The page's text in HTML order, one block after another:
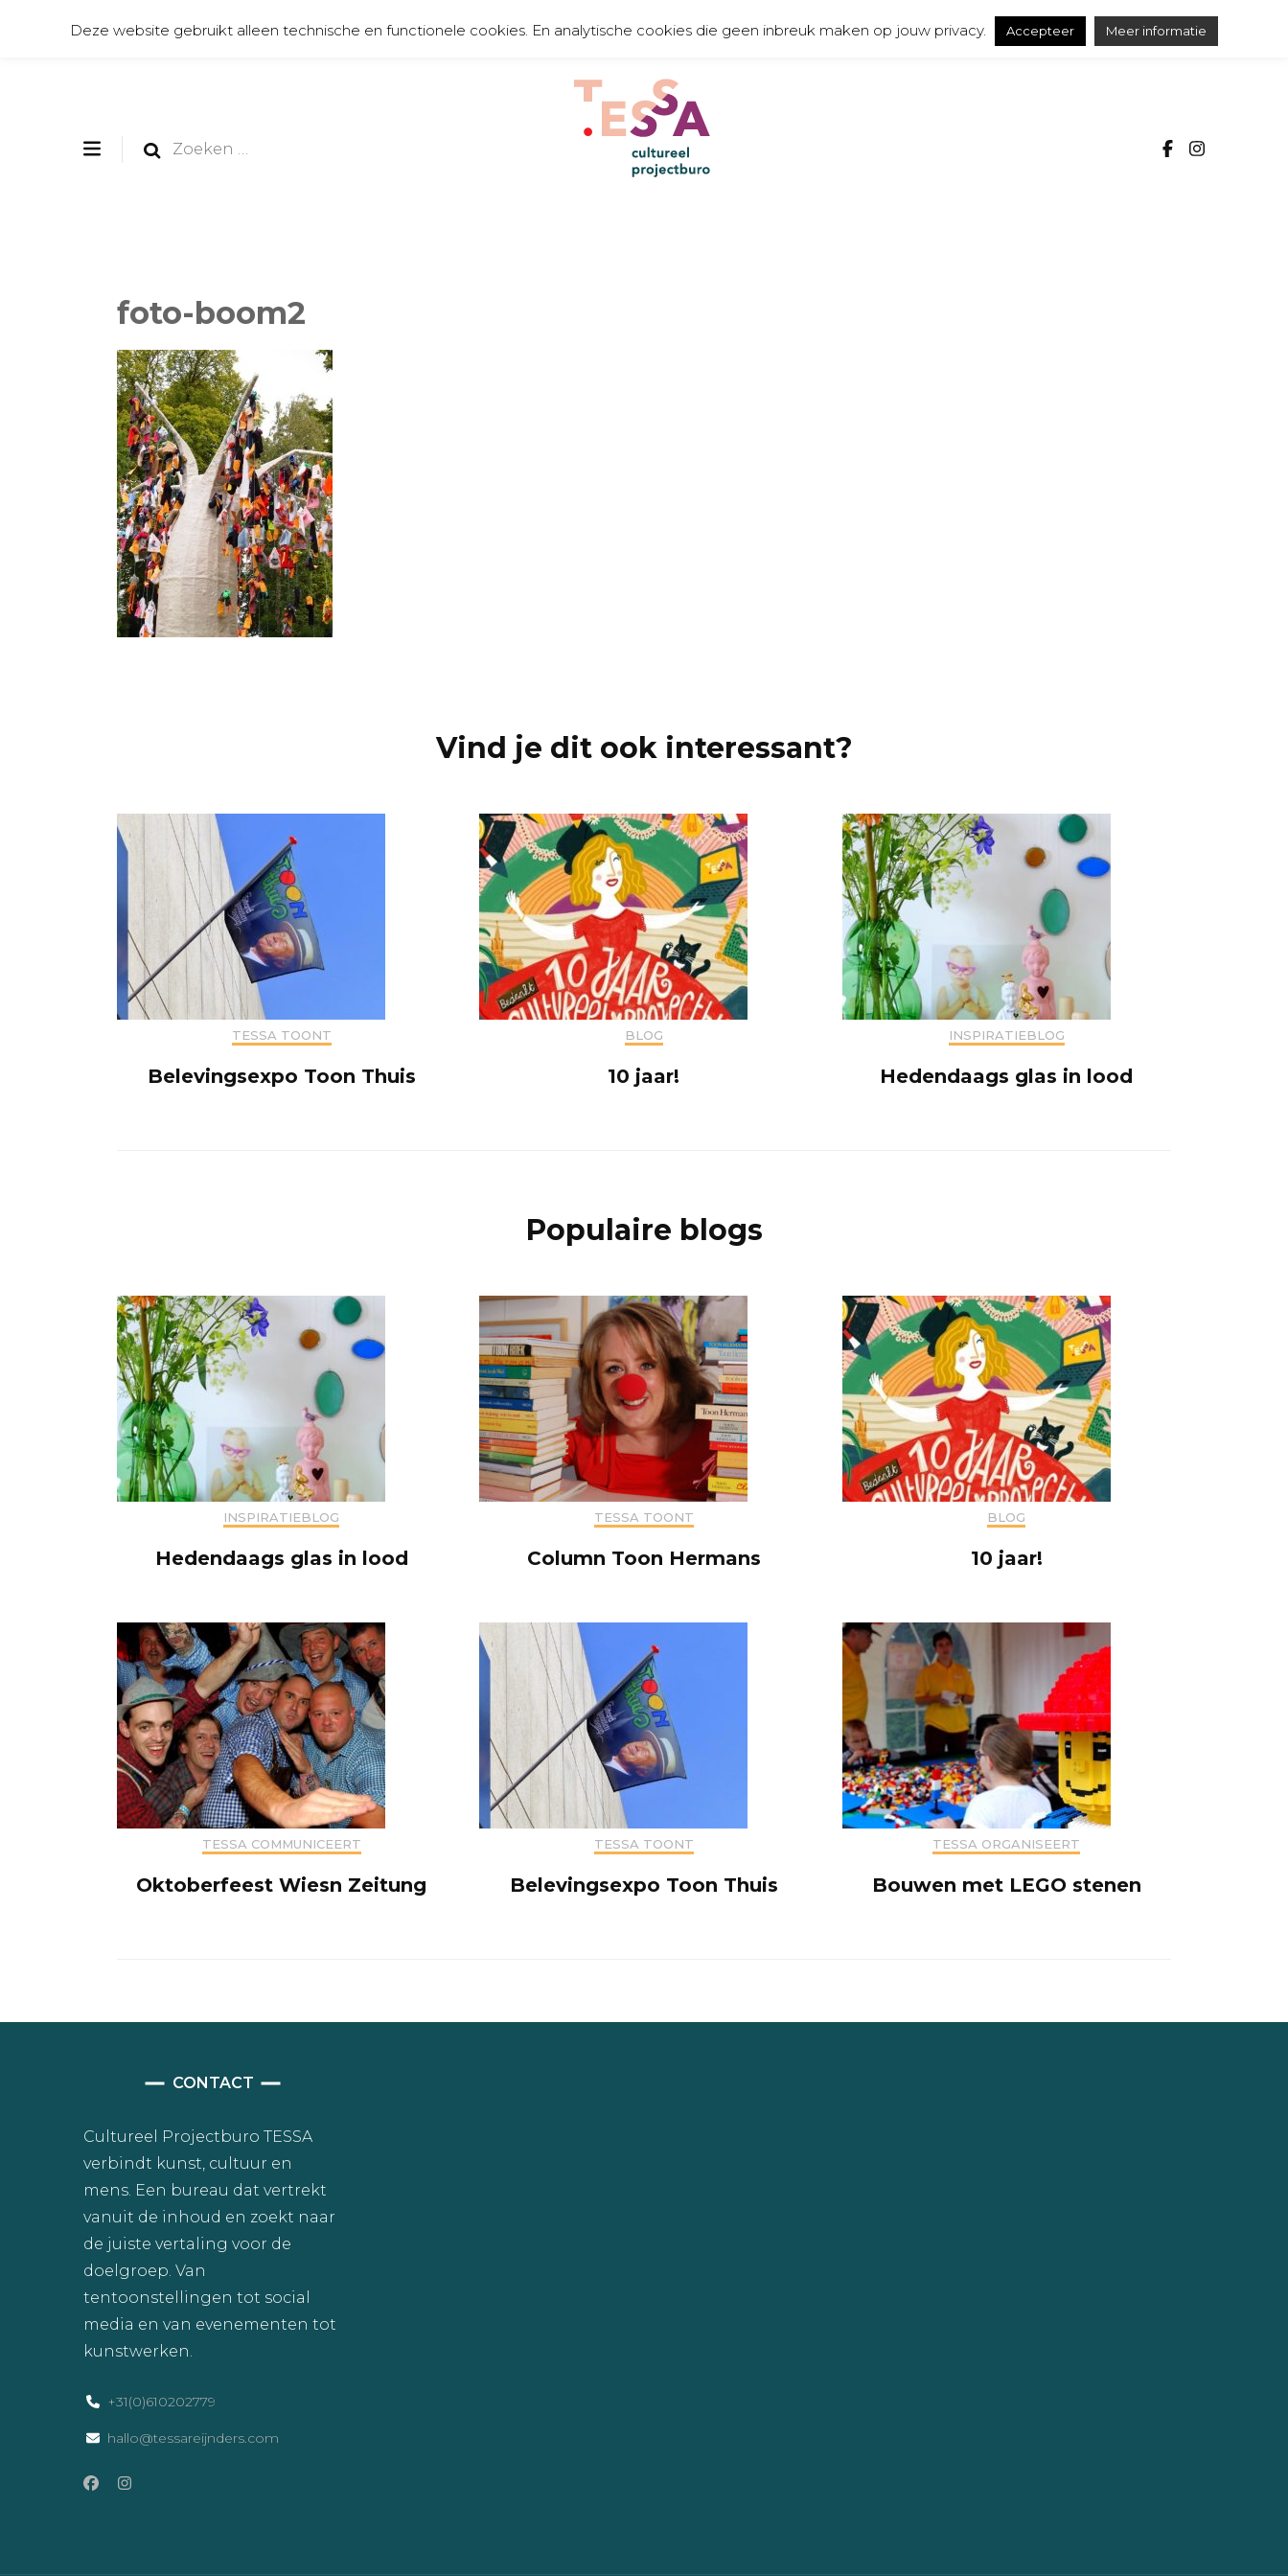
Zoeken
foto-boom2
Vind je dit ook interessant?
TESSA TOONT
Belevingsexpo Toon Thuis
BLOG
10 jaar!
INSPIRATIEBLOG
Hedendaags glas in lood
Populaire blogs
INSPIRATIEBLOG
Hedendaags glas in lood
TESSA TOONT
Column Toon Hermans
BLOG
10 jaar!
TESSA COMMUNICEERT
Oktoberfeest Wiesn Zeitung
TESSA TOONT
Belevingsexpo Toon Thuis
TESSA ORGANISEERT
Bouwen met LEGO stenen
CONTACT
Cultureel Projectburo TESSA
verbindt kunst, cultuur en
mens. Een bureau dat vertrekt
vanuit de inhoud en zoekt naar
de juiste vertaling voor de
doelgroep. Van
tentoonstellingen tot social
media en van evenementen tot
kunstwerken.
+31(0)610202779
hallo@tessareijnders.com
Deze website gebruikt alleen technische en functionele cookies. En analytische cookies die geen inbreuk maken op jouw privacy. Accepteer Meer informatie